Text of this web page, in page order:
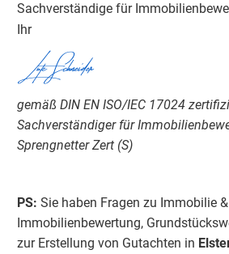
Sachverständige für
Ihr
Lutz Schneider
gemäß DIN EN ISO/IEC 17024
Sachverständiger für
Sprengnetter Zert (S)
PS: Sie haben Fragen zu Immobilie
Immobilienbewertung,
zur Erstellung von Gutachten in